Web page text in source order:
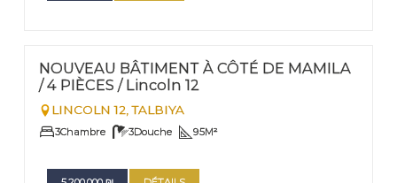
Nº22
NOUVEAU BÂTIMENT À CÔTÉ DE MAMILA
/ 4 PIÈCES / Lincoln 12
LINCOLN 12,TALBIYA
3Chambre 3Douche 95M²